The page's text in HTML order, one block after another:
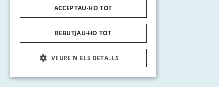
ACCEPTAU-HO TOT
REBUTJAU-HO TOT
VEURE'N ELS DETALLS